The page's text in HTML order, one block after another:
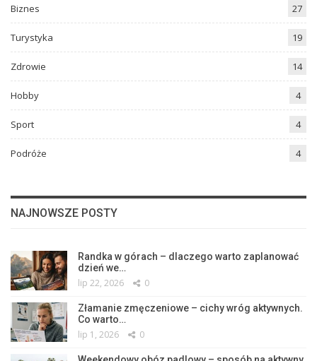
Biznes 27
Turystyka 19
Zdrowie 14
Hobby 4
Sport 4
Podróże 4
NAJNOWSZE POSTY
Randka w górach – dlaczego warto zaplanować
dzień we…
lip 22, 2026 0
Złamanie zmęczeniowe – cichy wróg aktywnych.
Co warto…
lip 1, 2026 0